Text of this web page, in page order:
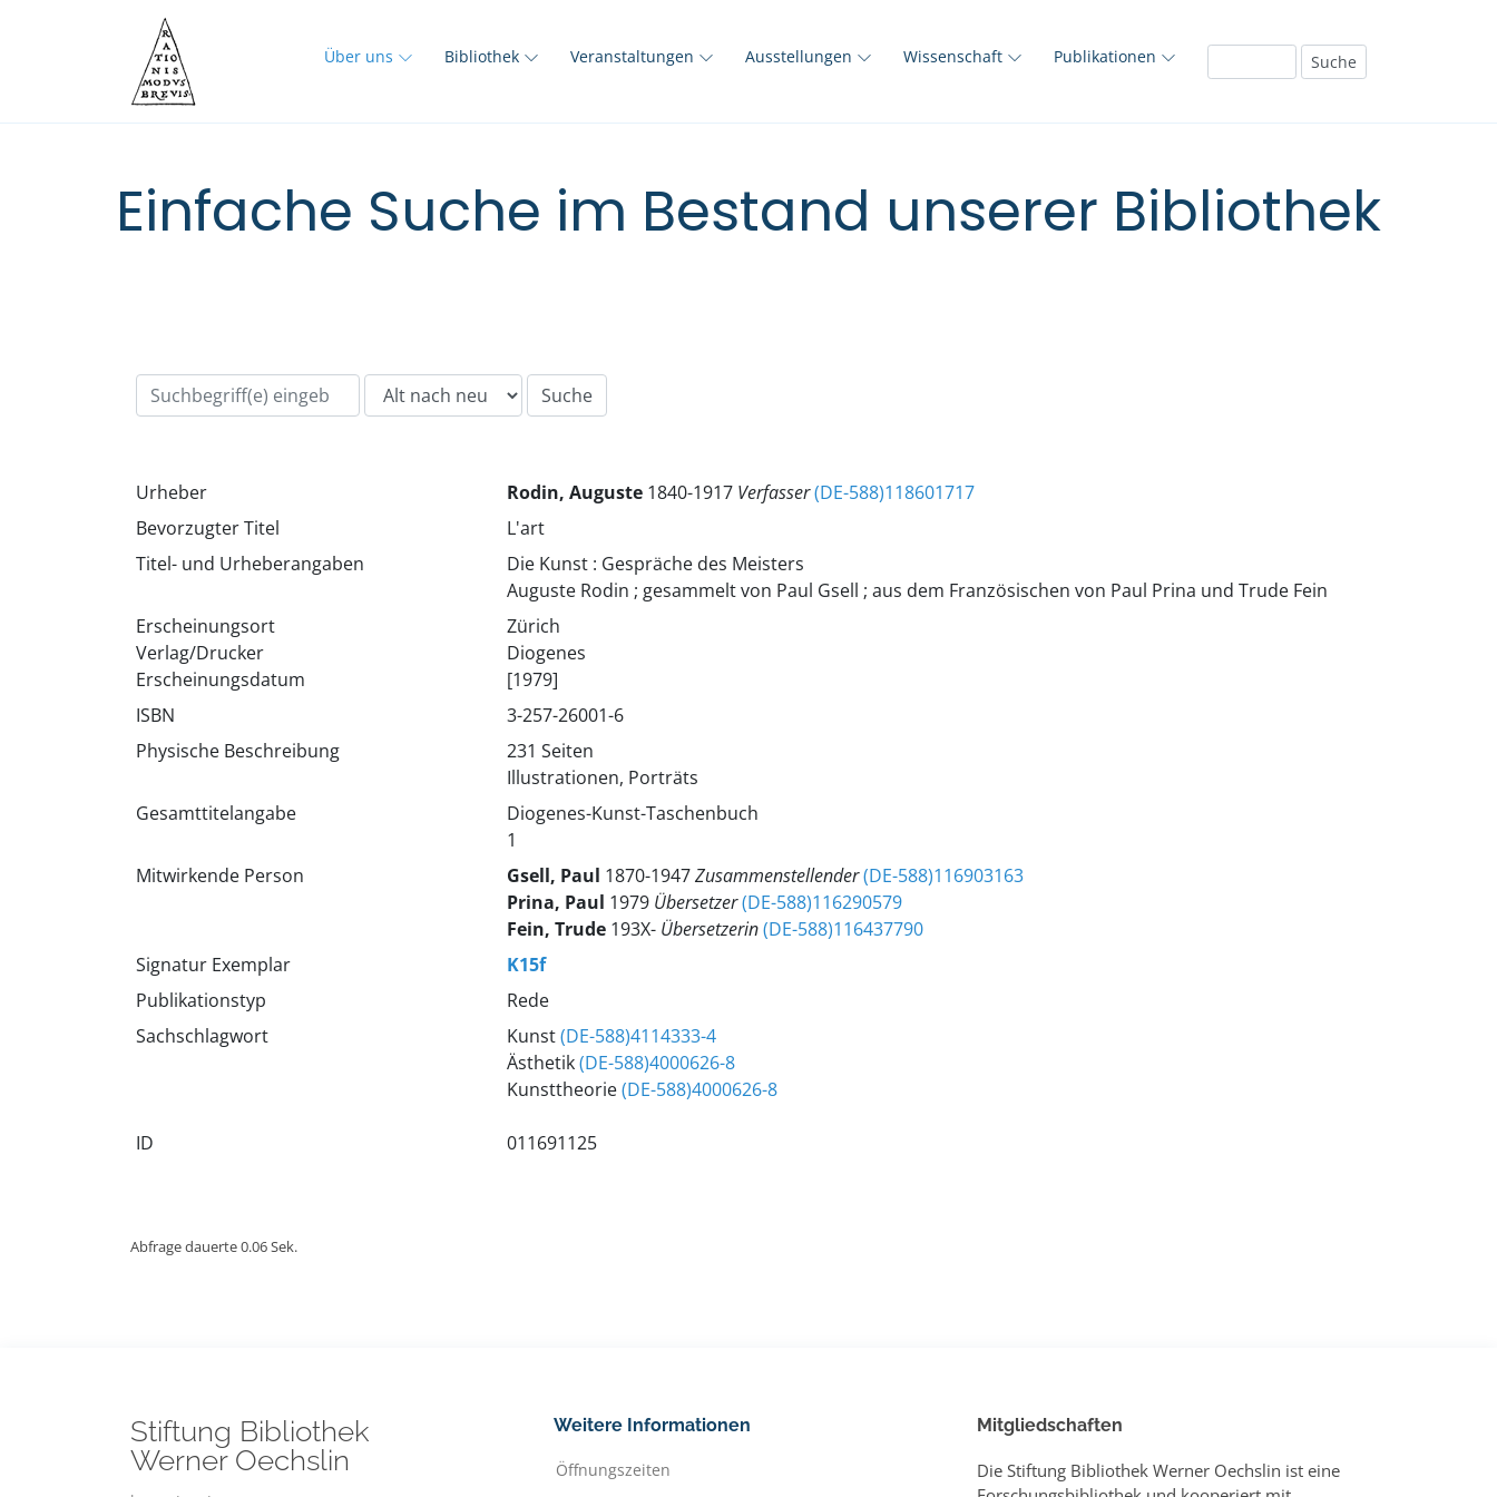
Über uns Bibliothek Veranstaltungen Ausstellungen Wissenschaft Publikationen
Einfache Suche im Bestand unserer Bibliothek
Urheber Rodin, Auguste 1840-1917 Verfasser(DE-588)118601717
Bevorzugter Titel
L'art
Titel- und Urheberangaben
Die Kunst : Gespräche des Meisters
Auguste Rodin ; gesammelt von Paul Gsell ; aus dem Französischen von Paul Prina und Trude Fein
Erscheinungsort
Verlag/Drucker
Erscheinungsdatum
Zürich
Diogenes
[1979]
ISBN
3-257-26001-6
Physische Beschreibung
231 Seiten
Illustrationen, Porträts
Gesamttitelangabe
Diogenes-Kunst-Taschenbuch
1
Mitwirkende Person
Gsell, Paul 1870-1947Zusammenstellender(DE-588)116903163
Prina, Paul 1979 Übersetzer(DE-588)116290579
Fein, Trude 193X- Übersetzerin(DE-588)116437790
Signatur Exemplar
K15f
Publikationstyp
Rede
Sachschlagwort
Kunst(DE-588)4114333-4
Ästhetik(DE-588)4000626-8
Kunsttheorie(DE-588)4000626-8
ID 011691125
Abfrage dauerte 0.06 Sek.
Stiftung Bibliothek
Werner Oechslin
Weitere Informationen
Öffnungszeiten
Mitgliedschaften
Die Stiftung Bibliothek Werner Oechslin ist eine